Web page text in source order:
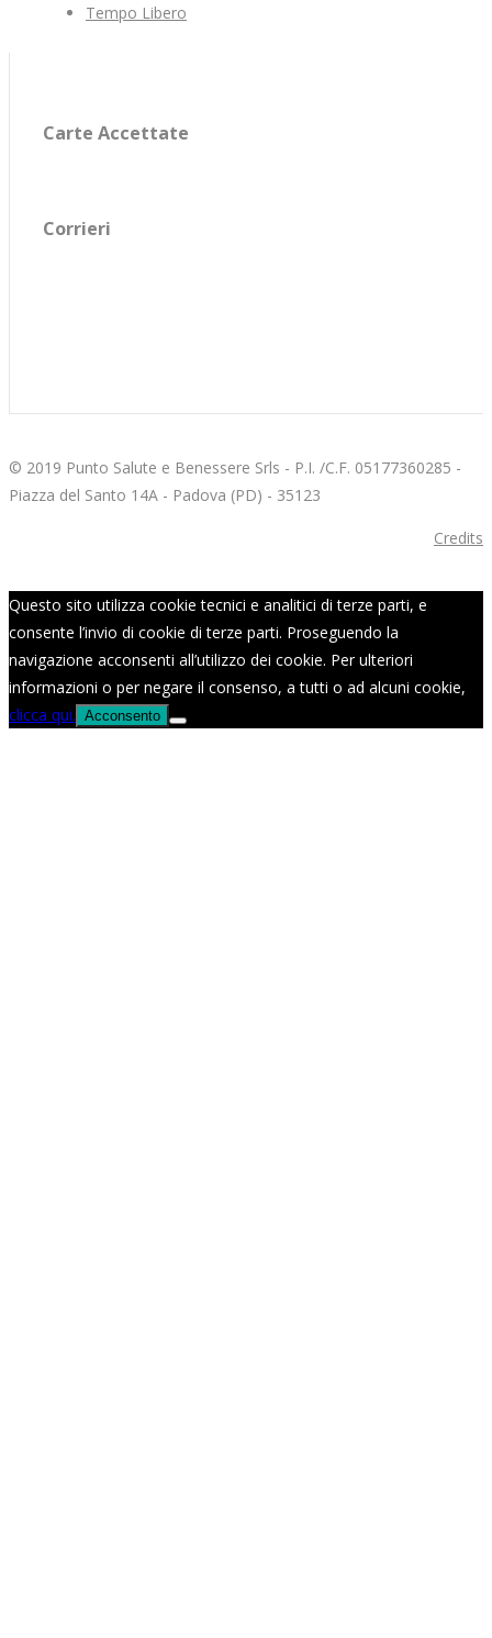
Tempo Libero
Carte Accettate
Corrieri
© 2019 Punto Salute e Benessere Srls - P.I. /C.F. 05177360285 -
Piazza del Santo 14A - Padova (PD) - 35123
Credits
Questo sito utilizza cookie tecnici e analitici di terze parti, e
consente l’invio di cookie di terze parti. Proseguendo la
navigazione acconsenti all’utilizzo dei cookie. Per ulteriori
informazioni o per negare il consenso, a tutti o ad alcuni cookie,
clicca qui. Acconsento